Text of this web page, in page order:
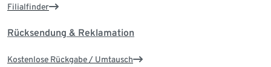
Filialfinder
Rücksendung & Reklamation
Kostenlose Rückgabe / Umtausch